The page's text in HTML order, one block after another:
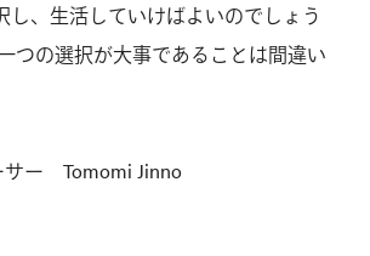
し、生活していけばよいのでしょう
つの選択が大事であることは間違い
サー Tomomi Jinno